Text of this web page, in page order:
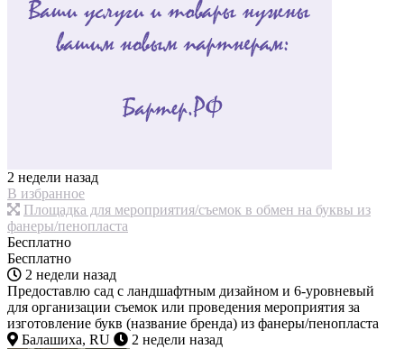
2 недели назад
В избранное
Площадка для мероприятия/съемок в обмен на буквы из
фанеры/пенопласта
Бесплатно
Бесплатно
2 недели назад
Предоставлю сад с ландшафтным дизайном и 6-уровневый
для организации съемок или проведения мероприятия за
изготовление букв (название бренда) из фанеры/пенопласта
Балашиха, RU
2 недели назад